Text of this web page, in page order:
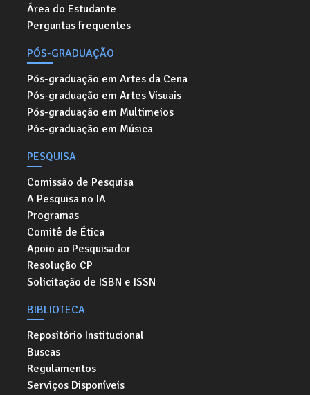
Área do Estudante
Perguntas frequentes
PÓS-GRADUAÇÃO
Pós-graduação em Artes da Cena
Pós-graduação em Artes Visuais
Pós-graduação em Multimeios
Pós-graduação em Música
PESQUISA
Comissão de Pesquisa
A Pesquisa no IA
Programas
Comitê de Ética
Apoio ao Pesquisador
Resolução CP
Solicitação de ISBN e ISSN
BIBLIOTECA
Repositório Institucional
Buscas
Regulamentos
Serviços Disponíveis